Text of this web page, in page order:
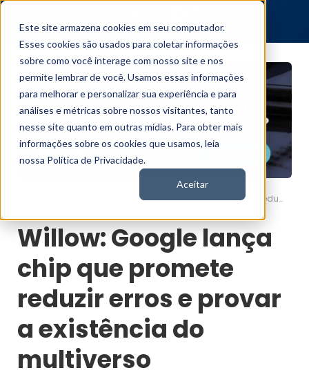
Este site armazena cookies em seu computador.
Esses cookies são usados para coletar informações
sobre como você interage com nosso site e nos
permite lembrar de você. Usamos essas informações
para melhorar e personalizar sua experiência e para
análises e métricas sobre nossos visitantes, tanto
nesse site quanto em outras mídias. Para obter mais
informações sobre os cookies que usamos, leia
nossa Política de Privacidade.
Aceitar
Willow: Google lança chip que promete reduzir erros e provar a existência do multiverso
Willow: Google lança
chip que promete
reduzir erros e provar
a existência do
multiverso